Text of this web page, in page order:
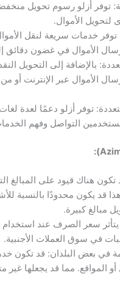
توفر أزلو رسوم تحويل
لتحويل الأموال.
خدمات سريعة لنقل
الأموال في غضون دقائق
بالإضافة إلى التحويل
الأموال عبر الإنترنت أو
توفر أزلو دعمًا لعدة
التواصل وفهم
تكون هناك قيود على المبالغ
قد يكون محدودًا بالنسبة
مبالغ كبيرة.
يتأثر سعر الصرف عند استخدام
في سوق العملات الأجنبية.
في بعض البلدان: قد تكون
المواقع. مما قد يجعلها غير